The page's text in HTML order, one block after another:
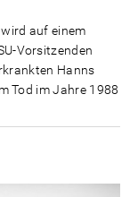
auf einem
Vorsitzenden
Hanns
Tod im Jahre 1988